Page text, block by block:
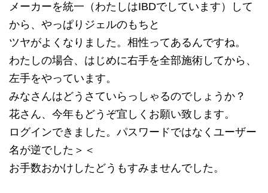
メーカーを統一（わたしはIBDでしています）して
から、やっぱりジェルのもちと
ツヤがよくなりました。相性ってあるんですね。
わたしの場合、はじめに右手を全部施術してから、
左手をやっています。
みなさんはどうさていらっしゃるのでしょうか？
花さん、今年もどうぞ宜しくお願い致します。
ログインできました。パスワードではなくユーザー
名が逆でした＞＜
お手数おかけしたどうもすみませんでした。